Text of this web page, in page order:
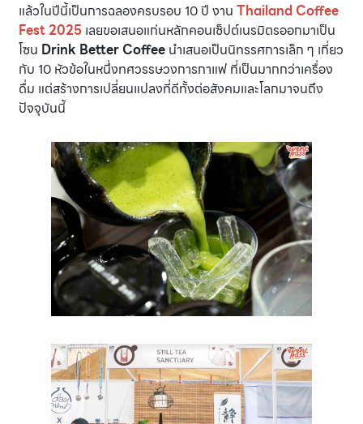
แล้วในปีนี้เป็นการฉลองครบรอบ 10 ปี งาน Thailand Coffee
Fest 2025 เลยขอเสนอแก่นหลักคอนเซ็ปต์เนรมิตรออกมาเป็น
โซน Drink Better Coffee นำเสนอเป็นนิทรรศการเล็ก ๆ เกี่ยว
กับ 10 หัวข้อในหนึ่งทศวรรษวงการกาแฟ ที่เป็นมากกว่าเครื่อง
ดื่ม แต่สร้างการเปลี่ยนแปลงที่ดีทั้งต่อสังคมและโลกมาจนถึง
ปัจจุบันนี้